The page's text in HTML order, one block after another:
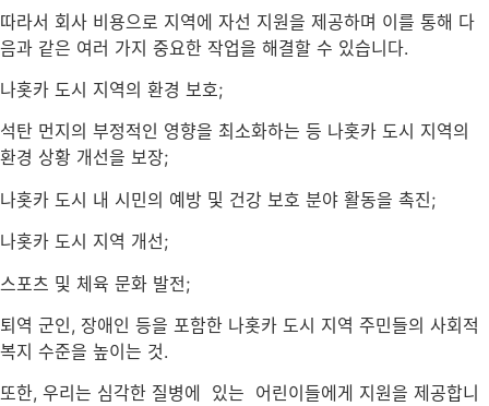
따라서 회사 비용으로 지역에 자선 지원을 제공하며 이를 통해 다
음과 같은 여러 가지 중요한 작업을 해결할 수 있습니다.
나홋카 도시 지역의 환경 보호;
석탄 먼지의 부정적인 영향을 최소화하는 등 나홋카 도시 지역의
환경 상황 개선을 보장;
나홋카 도시 내 시민의 예방 및 건강 보호 분야 활동을 촉진;
나홋카 도시 지역 개선;
스포츠 및 체육 문화 발전;
퇴역 군인, 장애인 등을 포함한 나홋카 도시 지역 주민들의 사회적
복지 수준을 높이는 것.
또한, 우리는 심각한 질병에 있는 어린이들에게 지원을 제공합니